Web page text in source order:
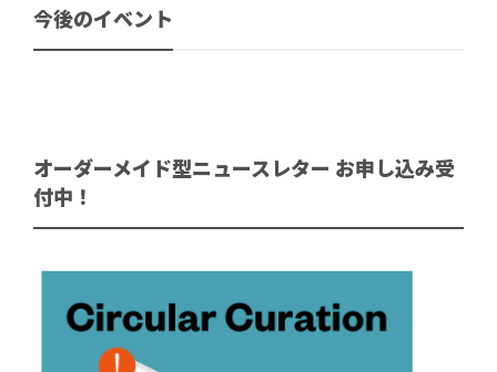
今後のイベント
オーダーメイド型ニュースレター お申し込み受
付中！